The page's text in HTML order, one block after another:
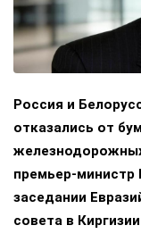
Россия и
отказались от
премьер-
заседании
совета в